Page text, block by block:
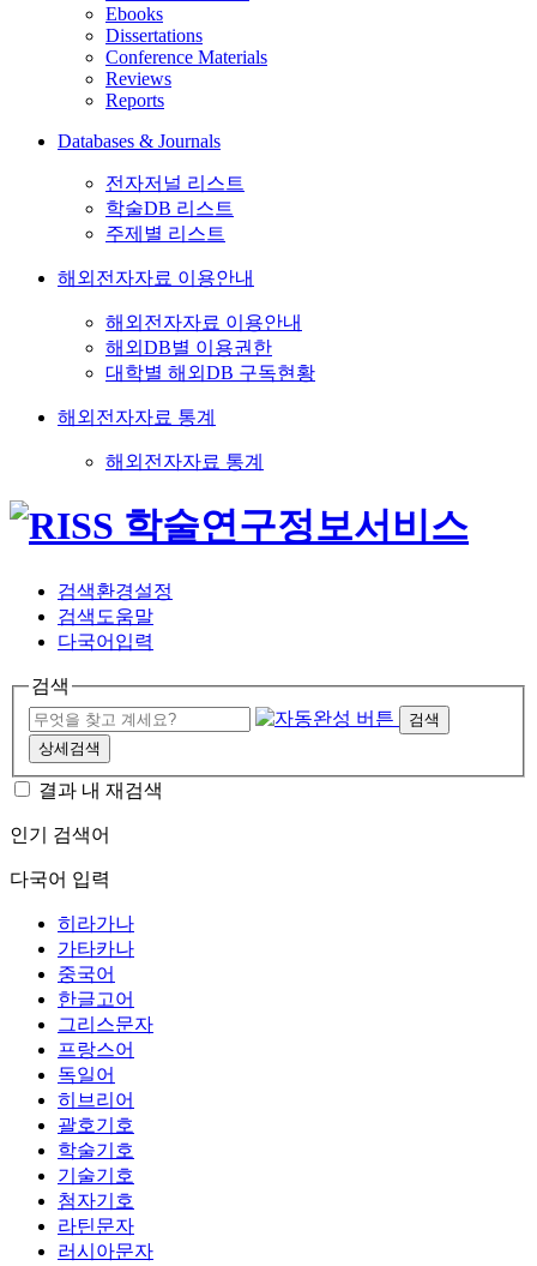
Ebooks
Dissertations
Conference Materials
Reviews
Reports
Databases & Journals
전자저널 리스트
학술DB 리스트
주제별 리스트
해외전자자료 이용안내
해외전자자료 이용안내
해외DB별 이용권한
대학별 해외DB 구독현황
해외전자자료 통계
해외전자자료 통계
검색환경설정
검색도움말
다국어입력
검색
검색
상세검색
결과 내 재검색
인기 검색어
다국어 입력
히라가나
가타카나
중국어
한글고어
그리스문자
프랑스어
독일어
히브리어
괄호기호
학술기호
기술기호
첨자기호
라틴문자
러시아문자